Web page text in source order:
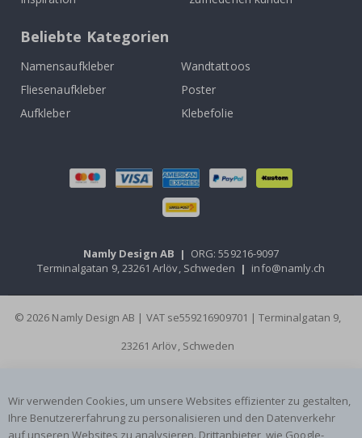
Beliebte Kategorien
Namensaufkleber
Wandtattoos
Fliesenaufkleber
Poster
Aufkleber
Klebefolie
Namly Design AB | ORG: 559216-9097
Terminalgatan 9, 23261 Arlöv, Schweden | info@namly.ch
© 2026 Namly Design AB | VAT se559216909701 | Terminalgatan 9,
23261 Arlöv, Schweden
Wir verwenden Cookies, um unsere Websites effizienter zu gestalten,
Ihre Benutzererfahrung zu personalisieren und den Datenverkehr
auf unseren Websites zu analysieren. Drittanbieter, wie Google-